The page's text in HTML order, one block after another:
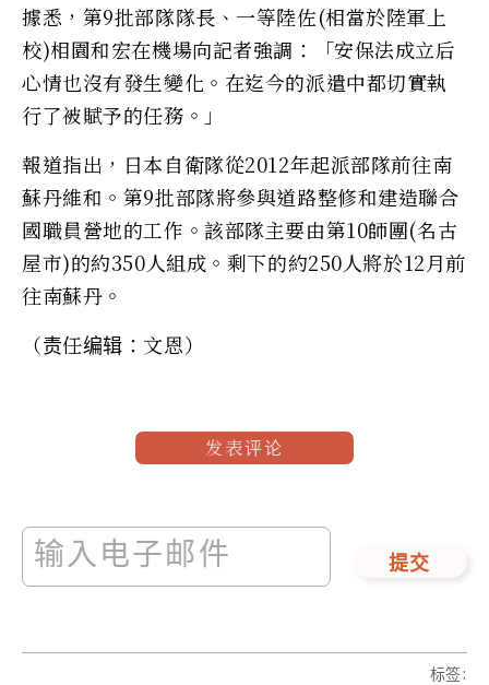
據悉，第9批部隊隊長、一等陸佐(相當於陸軍上
校)相園和宏在機場向記者強調：「安保法成立后
心情也沒有發生變化。在迄今的派遣中都切實執
行了被賦予的任務。」
報道指出，日本自衛隊從2012年起派部隊前往南
蘇丹維和。第9批部隊將參與道路整修和建造聯合
國職員營地的工作。該部隊主要由第10師團(名古
屋市)的約350人組成。剩下的約250人將於12月前
往南蘇丹。
（责任编辑：文恩）
发表评论
提交
标签: